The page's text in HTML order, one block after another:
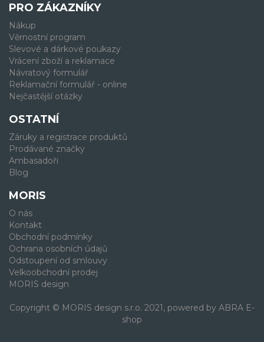
PRO ZÁKAZNÍKY
Nákup
Věrnostní program
Slevové a dárkové poukazy
Vrácení zboží a reklamace
Návratový formulář
Reklamační formulář - online
Nejčastější otázky
OSTATNÍ
Záruky a registrace produktů
Prodávané značky
Ambasadoři
Blog
MORIS
O nás
Kontakt
Obchodní podmínky
Ochrana osobních údajů
Odstoupení od smlouvy
Velkoobchodní prodej
MORIS design
Copyright © MORIS design s.r.o. 2021, powered by ABRA E-
shop